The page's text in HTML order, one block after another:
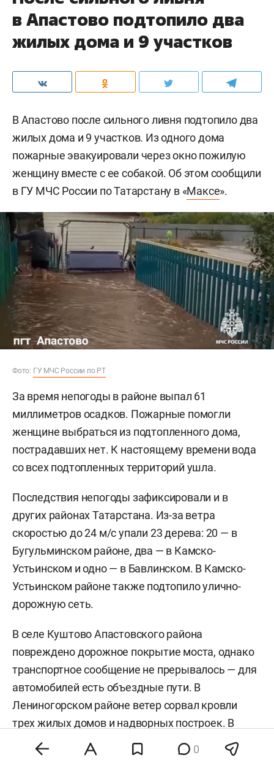
в Апастово подтопило два
жилых дома и 9 участков
В Апастово после сильного ливня подтопило два
жилых дома и 9 участков. Из одного дома
пожарные эвакуировали через окно пожилую
женщину вместе с ее собакой. Об этом сообщили
в ГУ МЧС России по Татарстану в «Максе».
Фото: ГУ МЧС России по РТ
За время непогоды в районе выпал 61
миллиметров осадков. Пожарные помогли
женщине выбраться из подтопленного дома,
пострадавших нет. К настоящему времени вода
со всех подтопленных территорий ушла.
Последствия непогоды зафиксировали и в
других районах Татарстана. Из-за ветра
скоростью до 24 м/с упали 23 дерева: 20 — в
Бугульминском районе, два — в Камско-
Устьинском и одно — в Бавлинском. В Камско-
Устьинском районе также подтопило улично-
дорожную сеть.
В селе Куштово Апастовского района
повреждено дорожное покрытие моста, однако
транспортное сообщение не прерывалось — для
автомобилей есть объездные пути. В
Лениногорском районе ветер сорвал кровли
трех жилых домов и надворных построек. В
Бугульминском районе повреждена крыша
магазина, ее обломки повредили автомобиль.
0